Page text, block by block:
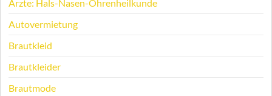
Ärzte: Hals-Nasen-Ohrenheilkunde
Autovermietung
Brautkleid
Brautkleider
Brautmode